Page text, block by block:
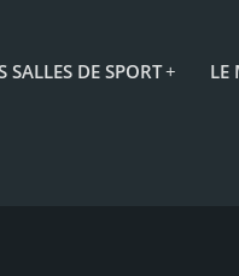
SALLES DE SPORT+ LE